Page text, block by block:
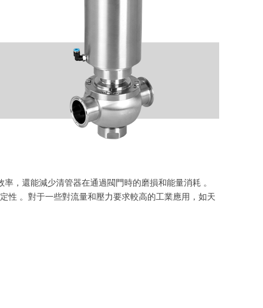
，還能減少清管器在通過閥門時的磨損和能量消耗 。
性 。對于一些對流量和壓力要求較高的工業應用，如天